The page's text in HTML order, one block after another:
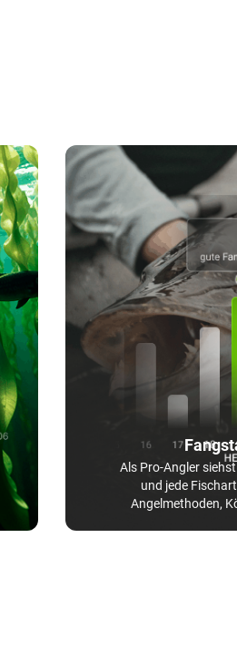
Als Pro-Angler
und jede
Angelmethoden,